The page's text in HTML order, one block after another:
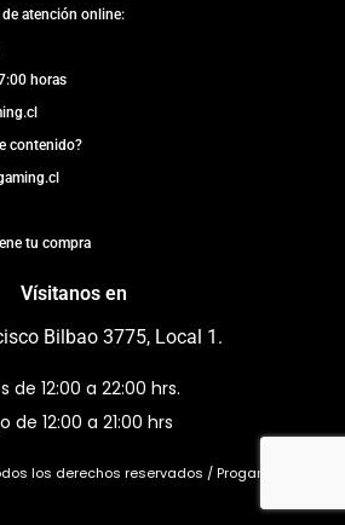
atención online:
horas
contenido?
tu compra
Vísitanos en
Bilbao 3775, Local 1.
de 12:00 a 22:00 hrs.
12:00 a 21:00 hrs
los derechos reservados / Progaming